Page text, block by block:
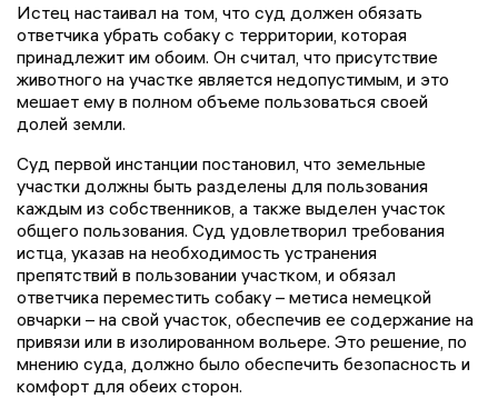
Истец настаивал на том, что суд должен обязать
ответчика убрать собаку с территории, которая
принадлежит им обоим. Он считал, что присутствие
животного на участке является недопустимым, и это
мешает ему в полном объеме пользоваться своей
долей земли.
Суд первой инстанции постановил, что земельные
участки должны быть разделены для пользования
каждым из собственников, а также выделен участок
общего пользования. Суд удовлетворил требования
истца, указав на необходимость устранения
препятствий в пользовании участком, и обязал
ответчика переместить собаку – метиса немецкой
овчарки – на свой участок, обеспечив ее содержание на
привязи или в изолированном вольере. Это решение, по
мнению суда, должно было обеспечить безопасность и
комфорт для обеих сторон.